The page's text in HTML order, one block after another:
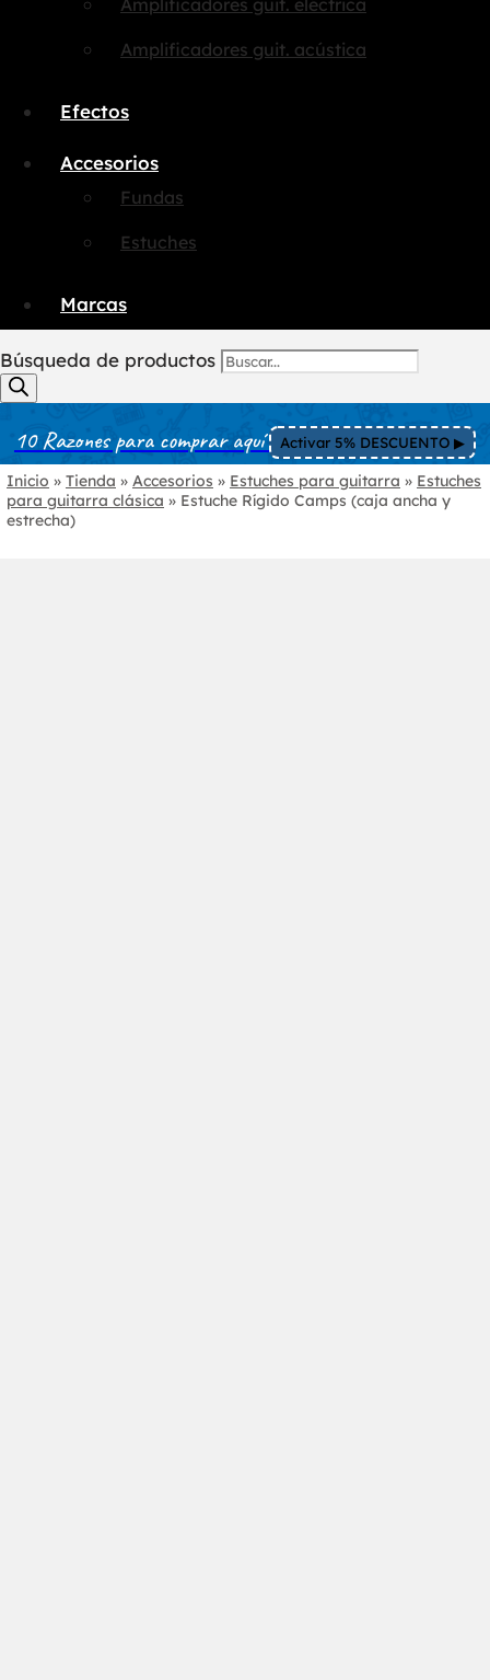
Amplificadores guit. eléctrica
Amplificadores guit. acústica
Efectos
Accesorios
Fundas
Estuches
Marcas
Búsqueda de productos
10 Razones para comprar aquí Activar 5% DESCUENTO ▶︎
Inicio » Tienda » Accesorios » Estuches para guitarra » Estuches
para guitarra clásica » Estuche Rígido Camps (caja ancha y
estrecha)